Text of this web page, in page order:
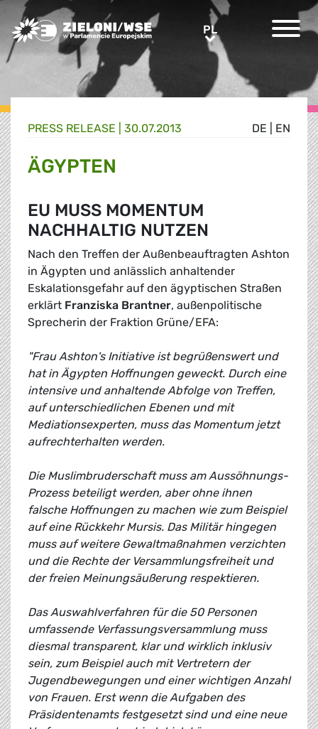
Greens/EFA Home PLPL
DE EN
PRESS RELEASE | 30.07.2013
ÄGYPTEN
EU MUSS MOMENTUM
NACHHALTIG NUTZEN
Nach den Treffen der Außenbeauftragten Ashton
in Ägypten und anlässlich anhaltender
Eskalationsgefahr auf den ägyptischen Straßen
erklärt Franziska Brantner, außenpolitische
Sprecherin der Fraktion Grüne/EFA:
"Frau Ashton's Initiative ist begrüßenswert und
hat in Ägypten Hoffnungen geweckt. Durch eine
intensive und anhaltende Abfolge von Treffen,
auf unterschiedlichen Ebenen und mit
Mediationsexperten, muss das Momentum jetzt
aufrechterhalten werden.
Die Muslimbruderschaft muss am Aussöhnungs-
Prozess beteiligt werden, aber ohne ihnen
falsche Hoffnungen zu machen wie zum Beispiel
auf eine Rückkehr Mursis. Das Militär hingegen
muss auf weitere Gewaltmaßnahmen verzichten
und die Rechte der Versammlungsfreiheit und
der freien Meinungsäußerung respektieren.
Das Auswahlverfahren für die 50 Personen
umfassende Verfassungsversammlung muss
diesmal transparent, klar und wirklich inklusiv
sein, zum Beispiel auch mit Vertretern der
Jugendbewegungen und einer wichtigen Anzahl
von Frauen. Erst wenn die Aufgaben des
Präsidentenamts festgesetzt sind und eine neue